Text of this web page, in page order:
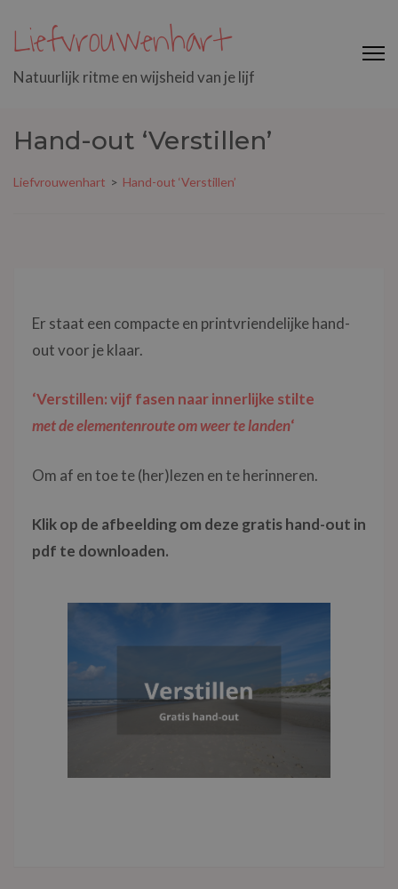
Liefvrouwenhart
Natuurlijk ritme en wijsheid van je lijf
Hand-out ‘Verstillen’
Liefvrouwenhart > Hand-out ‘Verstillen’
Er staat een compacte en printvriendelijke hand-
out voor je klaar.
‘Verstillen: vijf fasen naar innerlijke stilte
met de elementenroute om weer te landen‘
Om af en toe te (her)lezen en te herinneren.
Klik op de afbeelding om deze gratis hand-out in
pdf te downloaden.